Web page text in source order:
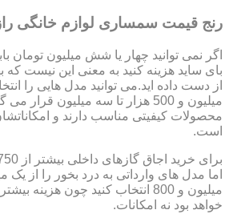
رنج قیمت سمساری لوازم خانگی
اگر نمی توانید چهار یا شش میلیون تومان
بای ساید هزینه کنید به معنی این نیست که
از دست داده اید.می توانید مدل هایی را
میلیون و 500 هزار تا سه میلیون
محصولات کیفیتی مناسب دارند و
است.
میلیون و 800 انتخاب کنید چون هزینه
خواهد بود نه امکانات.